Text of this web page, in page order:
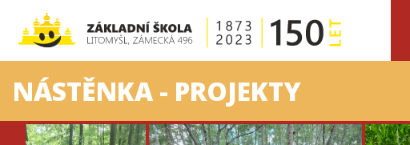
NÁSTĚNKA - PROJEKTY